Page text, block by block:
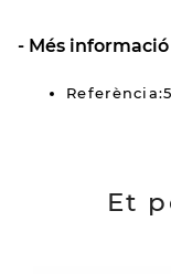
Més informació
Et